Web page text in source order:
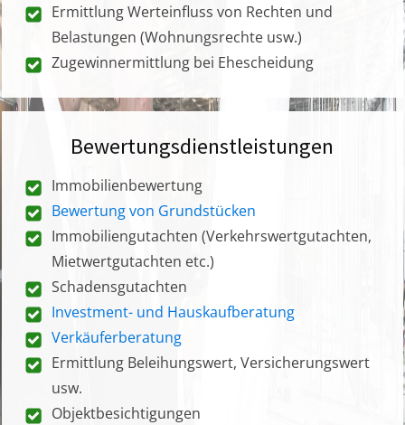
Ermittlung Werteinfluss von Rechten und
Belastungen (Wohnungsrechte usw.)
Zugewinnermittlung bei Ehescheidung
Bewertungsdienstleistungen
Immobilienbewertung
Bewertung von Grundstücken
Immobiliengutachten (Verkehrswertgutachten,
Mietwertgutachten etc.)
Schadensgutachten
Investment- und Hauskaufberatung
Verkäuferberatung
Ermittlung Beleihungswert, Versicherungswert
usw.
Objektbesichtigungen